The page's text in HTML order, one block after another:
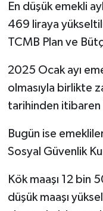
En düşük emekli
469 liraya
TCMB Plan ve
2025 Ocak ayı
olmasıyla birlikte
tarihinden itibaren
Bugün ise
Sosyal Güvenlik
Kök maaşı 12 bin
düşük maaşı
TEKNOLOJİ
YAŞAM
KÜLTÜR